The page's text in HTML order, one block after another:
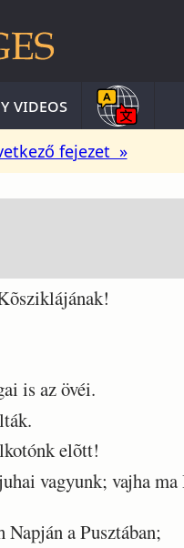
videos
fejezet »
is az övéi.
elõtt!
vagyunk; vajha
a Pusztában;